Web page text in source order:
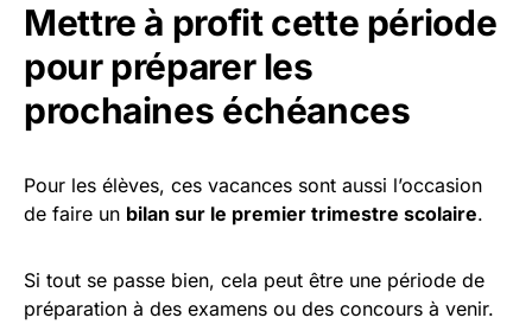
Mettre à profit cette période
pour préparer les
prochaines échéances
Pour les élèves, ces vacances sont aussi l’occasion
de faire un bilan sur le premier trimestre scolaire.
Si tout se passe bien, cela peut être une période de
préparation à des examens ou des concours à venir.